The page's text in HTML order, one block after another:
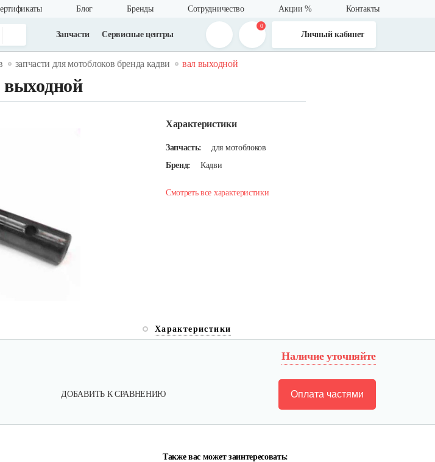
Блог Бренды Сотрудничество Акции % Контакты
Запчасти Сервисные центры
0
Личный кабинет
запчасти для мотоблоков бренда кадви вал выходной
Характеристики
Запчасть:
для мотоблоков
Бренд:
Кадви
Смотреть все характеристики
Характеристики
Наличие уточняйте
ДОБАВИТЬ К СРАВНЕНИЮ Оплата частями
Также вас может заинтересовать:
Смотреть
Подшипник 942/15